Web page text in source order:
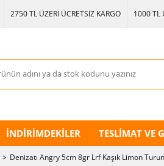
2750 TL ÜZERİ ÜCRETSİZ KARGO 1000 TL
İNDİRİMDEKİLER TESLİMAT VE
Denizatı Angry 5cm 8gr Lrf Kaşık Limon